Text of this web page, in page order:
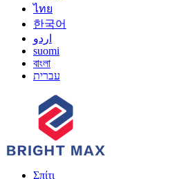
ไทย
한국어
اردو
suomi
বাংলা
עברית
Σπίτι